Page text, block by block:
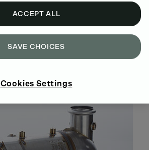
ACCEPT ALL
SAVE CHOICES
Cookies Settings